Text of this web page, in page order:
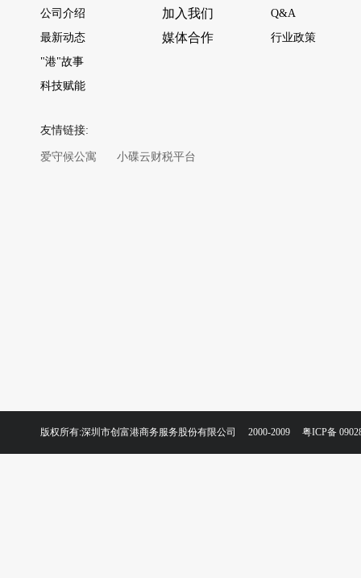
公司介绍
最新动态
"港"故事
科技赋能
加入我们
媒体合作
Q&A
行业政策
友情链接:
爱守候公寓 小碟云财税平台
版权所有:深圳市创富港商务服务股份有限公司 2000-2009 粤ICP备